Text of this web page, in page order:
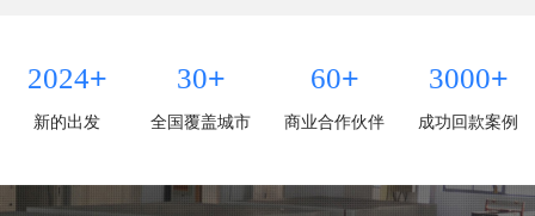
2024+
新的出发
30+
全国覆盖城市
60+
商业合作伙伴
3000+
成功回款案例